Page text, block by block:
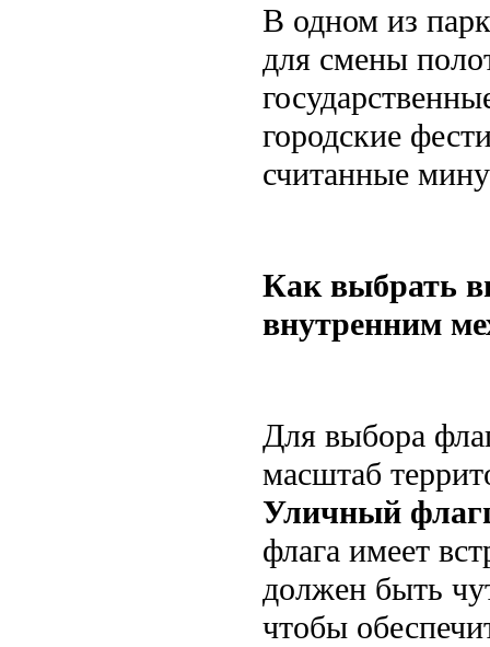
В одном из
для смены
городские
считанные
Как выбрать
внутренним
Для выбора
масштаб
Уличный
флага имеет
должен быть
чтобы